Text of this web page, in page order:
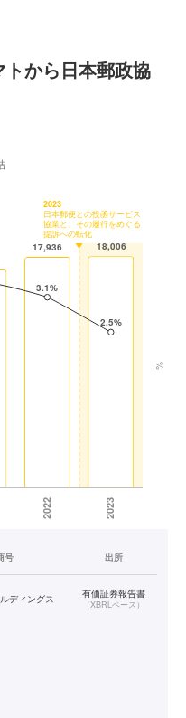
から日本郵政協
号 出所
ディングス 有価証券報告書
（XBRLベース）